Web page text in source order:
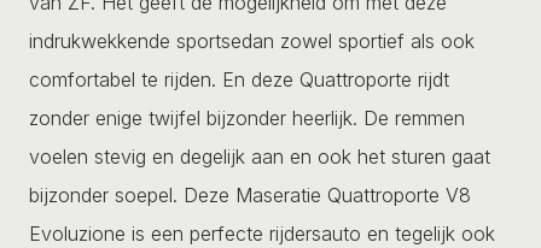
indrukwekkende sportsedan zowel sportief als ook
comfortabel te rijden. En deze Quattroporte rijdt
zonder enige twijfel bijzonder heerlijk. De remmen
voelen stevig en degelijk aan en ook het sturen gaat
bijzonder soepel. Deze Maseratie Quattroporte V8
Evoluzione is een perfecte rijdersauto en tegelijk ook